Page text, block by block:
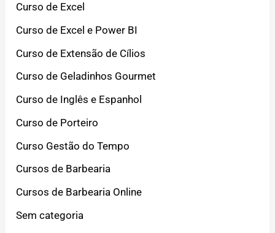
Curso de Excel
Curso de Excel e Power BI
Curso de Extensão de Cílios
Curso de Geladinhos Gourmet
Curso de Inglês e Espanhol
Curso de Porteiro
Curso Gestão do Tempo
Cursos de Barbearia
Cursos de Barbearia Online
Sem categoria